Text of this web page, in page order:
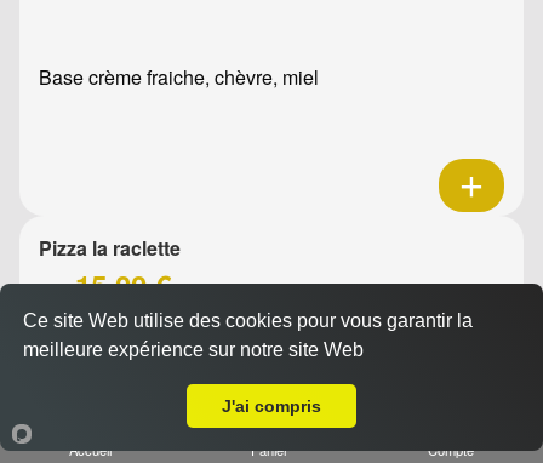
Base crème fraiche, chèvre, miel
Pizza la raclette
Dès15.00 €
Base crème fraîche, raclette, jambon, oignons confits,
Accueil Panier Compte
Ce site Web utilise des cookies pour vous garantir la
meilleure expérience sur notre site Web
J'ai compris